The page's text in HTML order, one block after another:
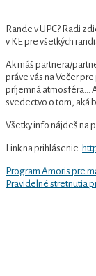
Rande v UPC? Radi
v KE pre všetkých
Ak máš partnera/
práve vás na Večer
príjemná atmosféra…
svedectvo o tom, aká
Všetky info nájdeš na
Link na prihlásenie:
Navigácia
v
Previous
Post
Program Amoris pre
Next
Pravidelné stretnutia